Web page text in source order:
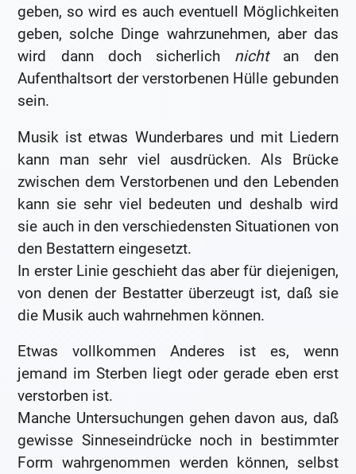
geben, so wird es auch eventuell Möglichkeiten
geben, solche Dinge wahrzunehmen, aber das
wird dann doch sicherlich nichtan den
Aufenthaltsort der verstorbenen Hülle gebunden
sein.
Musik ist etwas Wunderbares und mit Liedern
kann man sehr viel ausdrücken. Als Brücke
zwischen dem Verstorbenen und den Lebenden
kann sie sehr viel bedeuten und deshalb wird
sie auch in den verschiedensten Situationen von
den Bestattern eingesetzt.
In erster Linie geschieht das aber für diejenigen,
von denen der Bestatter überzeugt ist, daß sie
die Musik auch wahrnehmen können.
Etwas vollkommen Anderes ist es, wenn
jemand im Sterben liegt oder gerade eben erst
verstorben ist.
Manche Untersuchungen gehen davon aus, daß
gewisse Sinneseindrücke noch in bestimmter
Form wahrgenommen werden können, selbst